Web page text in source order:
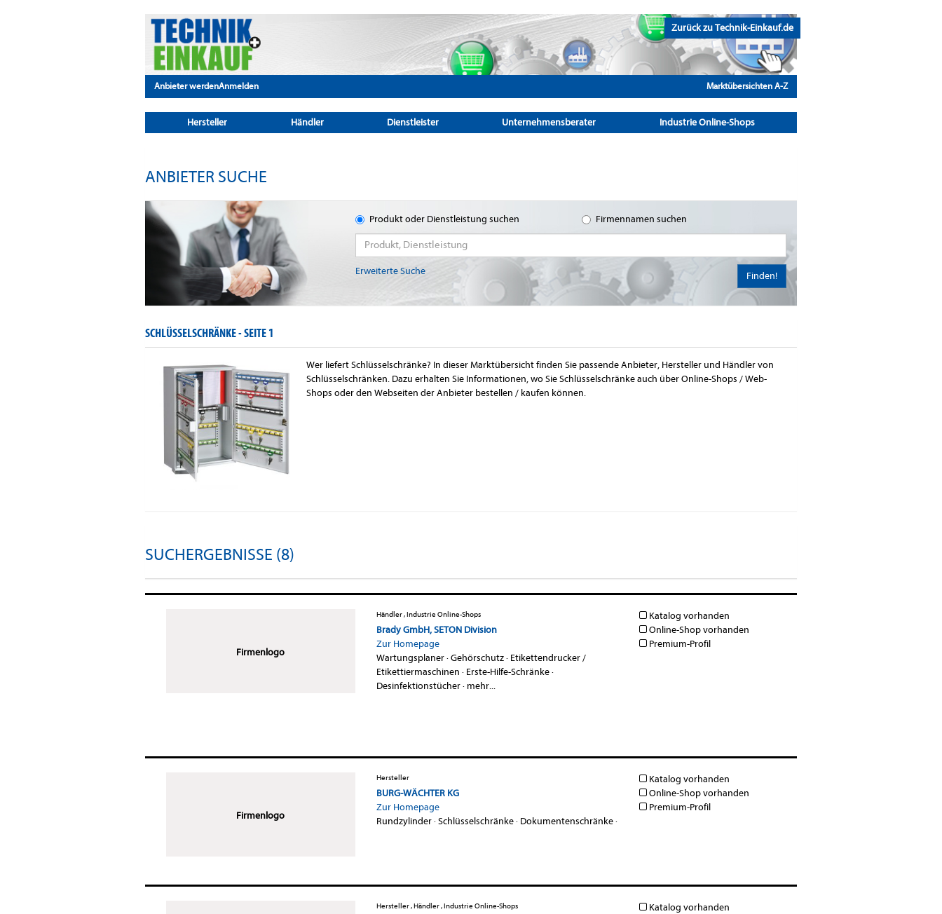
Zurück zu Technik-Einkauf.de
Anbieter werdenAnmelden Marktübersichten A-Z
Hersteller Händler Dienstleister Unternehmensberater Industrie Online-Shops
ANBIETER SUCHE
Produkt oder Dienstleistung suchen Firmennamen suchen
Erweiterte Suche Finden!
SCHLÜSSELSCHRÄNKE -SEITE 1
Wer liefert Schlüsselschränke? In dieser Marktübersicht finden Sie passende Anbieter, Hersteller und Händler von
Schlüsselschränken. Dazu erhalten Sie Informationen, wo Sie Schlüsselschränke auch über Online-Shops / Web-
Shops oder den Webseiten der Anbieter bestellen / kaufen können.
SUCHERGEBNISSE (8)
Firmenlogo
Händler , Industrie Online-Shops
Brady GmbH, SETON Division
Zur Homepage
Wartungsplaner·Gehörschutz· Etikettendrucker /
Etikettiermaschinen · Erste-Hilfe-Schränke·
Desinfektionstücher· mehr...
Katalog vorhanden
Online-Shop vorhanden
Premium-Profil
Firmenlogo
Hersteller
BURG-WÄCHTER KG
Zur Homepage
Rundzylinder·Schlüsselschränke· Dokumentenschränke·
Katalog vorhanden
Online-Shop vorhanden
Premium-Profil
Hersteller , Händler , Industrie Online-Shops
Katalog vorhanden